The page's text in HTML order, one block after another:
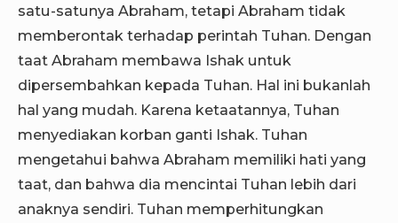
satu-satunya Abraham, tetapi Abraham tidak
memberontak terhadap perintah Tuhan. Dengan
taat Abraham membawa Ishak untuk
dipersembahkan kepada Tuhan. Hal ini bukanlah
hal yang mudah. Karena ketaatannya, Tuhan
menyediakan korban ganti Ishak. Tuhan
mengetahui bahwa Abraham memiliki hati yang
taat, dan bahwa dia mencintai Tuhan lebih dari
anaknya sendiri. Tuhan memperhitungkan